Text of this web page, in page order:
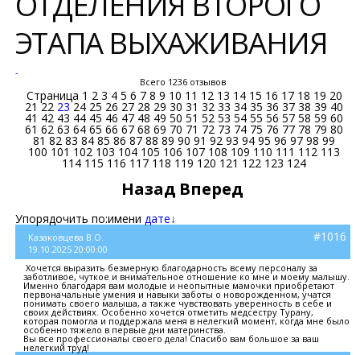
ЭТАПА ВЫХАЖИВАНИЯ
-
Всего 1236 отзывов
Страница 1 2 3 4 5 6 7 8 9 10 11 12 13 14 15 16 17 18 19 20
21 22 23 24 25 26 27 28 29 30 31 32 33 34 35 36 37 38 39 40
41 42 43 44 45 46 47 48 49 50 51 52 53 54 55 56 57 58 59 60
61 62 63 64 65 66 67 68 69 70 71 72 73 74 75 76 77 78 79 80
81 82 83 84 85 86 87 88 89 90 91 92 93 94 95 96 97 98 99
100 101 102 103 104 105 106 107 108 109 110 111 112 113
114 115 116 117 118 119 120 121 122 123 124
Назад Вперед
Упорядочить по:имени дате↓
Казаковцева В.О.
19.10.2025 20:00:00
#1016
Хочется выразить безмерную благодарность всему персоналу за
заботливое, чуткое и внимательное отношение ко мне и моему малышу.
Именно благодаря вам молодые и неопытные мамочки приобретают
первоначальные умения и навыки заботы о новорожденном, учатся
понимать своего малыша, а также чувствовать уверенность в себе и
своих действиях. Особенно хочется отметить медсестру Турану,
которая помогла и поддержала меня в нелегкий момент, когда мне было
особенно тяжело в первые дни материнства.
Вы все профессионалы своего дела! Спасибо вам большое за ваш
нелегкий труд!